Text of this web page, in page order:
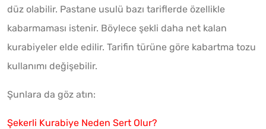
düz olabilir. Pastane usulü bazı tariflerde özellikle
kabarmaması istenir. Böylece şekli daha net kalan
kurabiyeler elde edilir. Tarifin türüne göre kabartma tozu
kullanımı değişebilir.
Şunlara da göz atın:
Şekerli Kurabiye Neden Sert Olur?